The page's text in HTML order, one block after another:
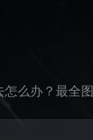
么办？最全